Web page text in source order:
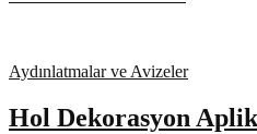
Aydınlatmalar ve Avizeler
Hol Dekorasyon